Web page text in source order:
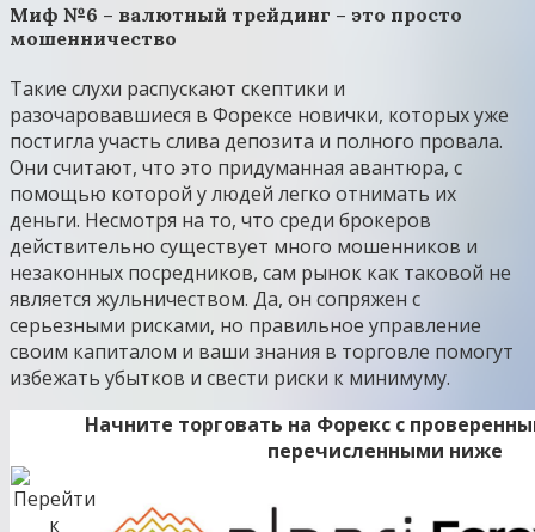
Миф №6 – валютный трейдинг – это просто
мошенничество
Такие слухи распускают скептики и
разочаровавшиеся в Форексе новички, которых уже
постигла участь слива депозита и полного провала.
Они считают, что это придуманная авантюра, с
помощью которой у людей легко отнимать их
деньги. Несмотря на то, что среди брокеров
действительно существует много мошенников и
незаконных посредников, сам рынок как таковой не
является жульничеством. Да, он сопряжен с
серьезными рисками, но правильное управление
своим капиталом и ваши знания в торговле помогут
избежать убытков и свести риски к минимуму.
Начните торговать на Форекс с
перечисленными ниже